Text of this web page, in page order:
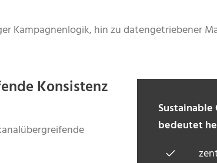
Kampagnenlogik, hin zu datengetriebener
Konsistenz
Sustainable
bedeutet